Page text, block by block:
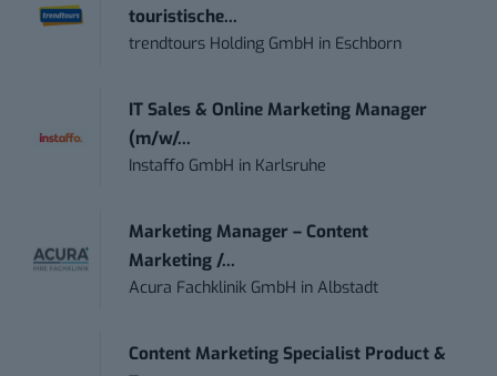
touristische...
trendtours Holding GmbH in Eschborn
IT Sales & Online Marketing Manager
(m/w/...
Instaffo GmbH in Karlsruhe
Marketing Manager – Content
Marketing /...
Acura Fachklinik GmbH inAlbstadt
Content Marketing Specialist Product &